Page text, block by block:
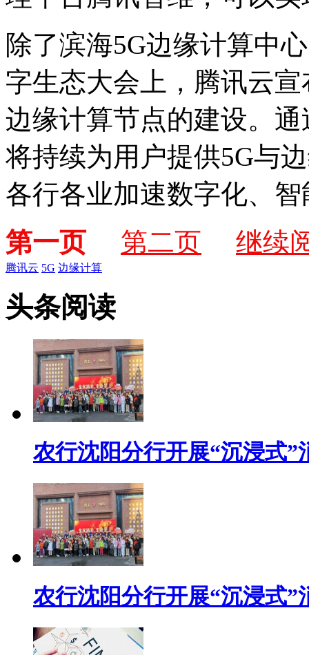
除了滨海5G边缘计算中
字生态大会上，腾讯云
边缘计算节点的建设。
将持续为用户提供5G与
各行各业加速数字化、
第一页
第二页 继续
腾讯云 5G 边缘计算
头条阅读
农行沈阳分行开展“沉浸式
农行沈阳分行开展“沉浸式